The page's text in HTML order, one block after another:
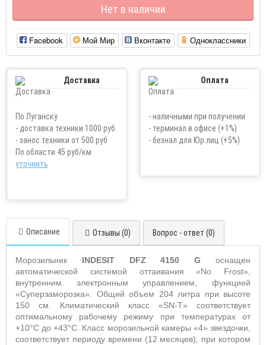
Нет в наличии
Facebook Мой Мир Вконтакте Одноклассники
Доставка
По Луганску
- доставка техники 1000 руб.
- занос техники от 500 руб
По области 45 руб/км
уточнить
Оплата
- наличными при получении
- терминал в офисе (+1%)
- безнал для Юр.лиц (+5%)
Описание Отзывы (0) Вопрос - ответ (0)
Морозильник INDESIT DFZ 4150 G оснащен
автоматической системой оттаивания «No Frost»,
внутренним электронным управлением, функцией
«Суперзаморозка». Общий объем 204 литра при высоте
150 см. Климатический класс «SN-T» соответствует
оптимальному рабочему режиму при температурах от
+10°С до +43°С. Класс морозильной камеры «4» звездочки,
соответствует периоду времени (12 месяцев), при котором